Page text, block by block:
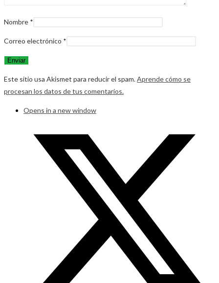
Nombre *
Correo electrónico *
Este sitio usa Akismet para reducir el spam.Aprende cómo se
procesan los datos de tus comentarios.
Opens in a new window